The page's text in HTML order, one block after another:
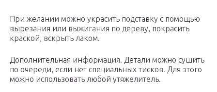
При желании можно украсить подставку с помощью
вырезания или выжигания по дереву, покрасить
краской, вскрыть лаком.
Дополнительная информация. Детали можно сушить
по очереди, если нет специальных тисков. Для этого
можно использовать любой утяжелитель.